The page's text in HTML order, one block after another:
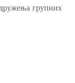
групних